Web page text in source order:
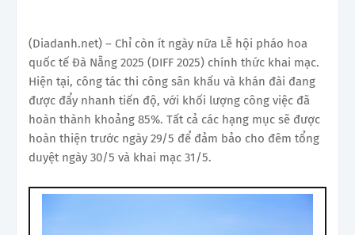
(Diadanh.net) – Chỉ còn ít ngày nữa Lễ hội pháo hoa
quốc tế Đà Nẵng 2025 (DIFF 2025) chính thức khai mạc.
Hiện tại, công tác thi công sân khấu và khán đài đang
được đẩy nhanh tiến độ, với khối lượng công việc đã
hoàn thành khoảng 85%. Tất cả các hạng mục sẽ được
hoàn thiện trước ngày 29/5 để đảm bảo cho đêm tổng
duyệt ngày 30/5 và khai mạc 31/5.